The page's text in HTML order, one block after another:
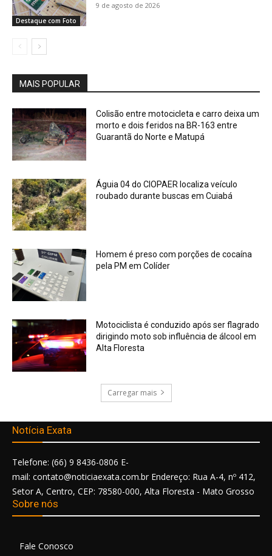
Destaque com Foto
9 de agosto de 2026
MAIS POPULAR
Colisão entre motocicleta e carro deixa um
morto e dois feridos na BR-163 entre
Guarantã do Norte e Matupá
Águia 04 do CIOPAER localiza veículo
roubado durante buscas em Cuiabá
Homem é preso com porções de cocaína
pela PM em Colíder
Motociclista é conduzido após ser flagrado
dirigindo moto sob influência de álcool em
Alta Floresta
Carregar mais
Notícia Exata
Telefone: (66) 9 8436-0806 E-
mail: contato@noticiaexata.com.br Endereço: Rua A-4, nº 412,
Setor A, Centro, CEP: 78580-000, Alta Floresta - Mato Grosso
Sobre nós
Fale Conosco